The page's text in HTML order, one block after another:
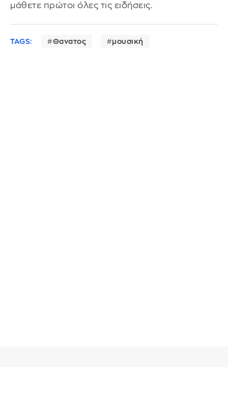
μάθετε πρώτοι όλες τις ειδήσεις.
TAGS: Θανατος μουσική